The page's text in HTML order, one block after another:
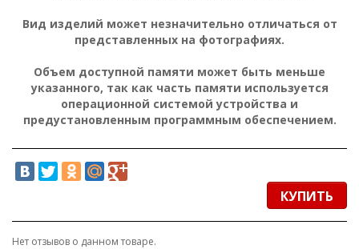
Вид изделий может незначительно отличаться от
представленных на фотографиях.
Объем доступной памяти может быть меньше
указанного, так как часть памяти используется
операционной системой устройства и
предустановленным программным обеспечением.
КУПИТЬ
Нет отзывов о данном товаре.